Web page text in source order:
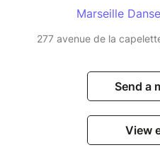
Marseille
277 avenue de la
Send a
View